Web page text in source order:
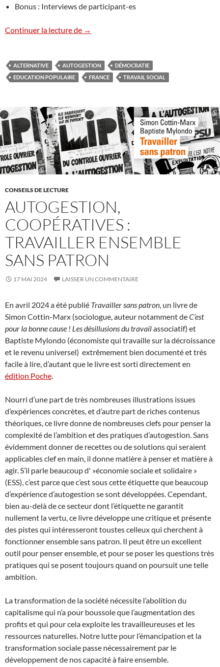
Bonus : Interviews de participant-es
Continuer la lecture de [Podcast] GouvernanceS dans les
→
ALTERNATIVE AUTOGESTION
DÉMOCRATIE
EDUCATION POPULAIRE
FRANCE TRAVAIL SOCIAL
CONSEILS DE LECTURE
AUTOGESTION,
COOPÉRATIVES :
TRAVAILLER ENSEMBLE
SANS PATRON
17 MAI 2024 LAISSER UN COMMENTAIRE
En avril 2024 a été publié Travailler sans patron, un livre de
Simon Cottin-Marx (sociologue, auteur notamment deC’est
pour la bonne cause ! Les désillusions du travailassociatif) et
Baptiste Mylondo (économiste qui travaille sur la décroissance
et le revenu universel) extrêmement bien documenté et très
facile à lire, d’autant que le livre est sorti directement en
édition Poche.
Nourri d’une part de très nombreuses illustrations issues
d’expériences concrètes, et d’autre part de riches contenus
théoriques, ce livre donne de nombreuses clefs pour penser la
complexité de l’ambition et des pratiques d’autogestion. Sans
évidemment donner de recettes ou de solutions qui seraient
applicables clef en main, il donne matière à penser et matière à
agir. S’il parle beaucoup d' »économie sociale et solidaire »
(ESS), c’est parce que c’est sous cette étiquette que beaucoup
d’expérience d’autogestion se sont développées. Cependant,
bien au-delà de ce secteur dont l’étiquette ne garantit
nullement la vertu, ce livre développe une critique et présente
des pistes qui intéresseront toustes celleux qui cherchent à
fonctionner ensemble sans patron. Il peut être un excellent
outil pour penser ensemble, et pour se poser les questions très
pratiques qui se posent toujours quand on poursuit une telle
ambition.
La transformation de la société nécessite l’abolition du
capitalisme qui n’a pour boussole que l’augmentation des
profits et qui pour cela exploite les travailleureuses et les
ressources naturelles. Notre lutte pour l’émancipation et la
transformation sociale passe nécessairement par le
développement de nos capacité à faire ensemble.